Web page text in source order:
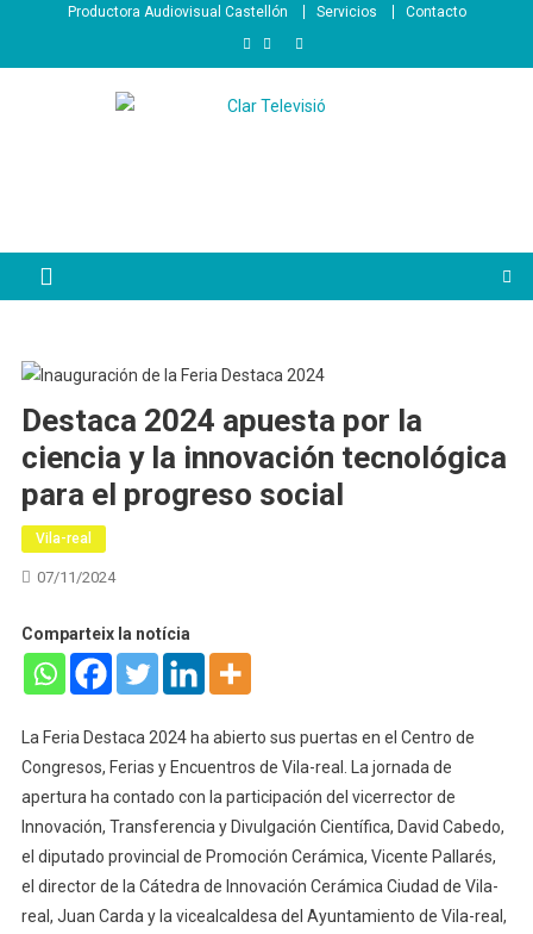
contenido
Productora Audiovisual Castellón Servicios Contacto
Destaca 2024 apuesta por la
ciencia y la innovación tecnológica
para el progreso social
Vila-real
07/11/2024
Comparteix la notícia
La Feria Destaca 2024 ha abierto sus puertas en el Centro de
Congresos, Ferias y Encuentros de Vila-real. La jornada de
apertura ha contado con la participación del vicerrector de
Innovación, Transferencia y Divulgación Científica, David Cabedo,
el diputado provincial de Promoción Cerámica, Vicente Pallarés,
el director de la Cátedra de Innovación Cerámica Ciudad de Vila-
real, Juan Carda y la vicealcaldesa del Ayuntamiento de Vila-real,